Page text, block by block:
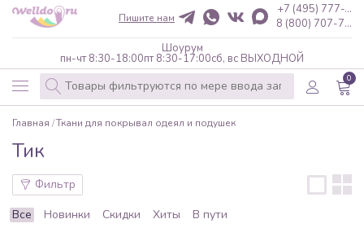
Шоурум
пн-чт 8:30-18:00пт 8:30-17:00сб, вс ВЫХОДНОЙ
+7 (495) 777-...
8 (800) 707-7...
Пишите нам
0
Главная Ткани для покрывал одеял и подушек
Тик
Фильтр
Все
Новинки Скидки Хиты В пути